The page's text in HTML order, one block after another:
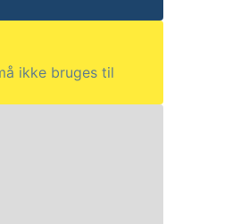
ikke bruges til